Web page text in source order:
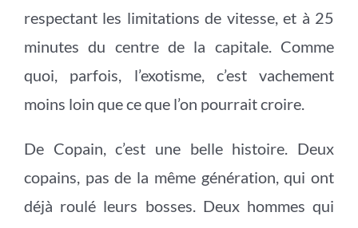
respectant les limitations de vitesse, et à 25
minutes du centre de la capitale. Comme
quoi, parfois, l’exotisme, c’est vachement
moins loin que ce que l’on pourrait croire.
De Copain, c’est une belle histoire. Deux
copains, pas de la même génération, qui ont
déjà roulé leurs bosses. Deux hommes qui